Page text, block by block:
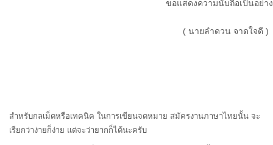
ขอแสดงความนับถือเป็นอย่าง
( นายลำดวน จาดใจดี )
สำหรับกลเม็ดหรือเทคนิค ในการเขียนจดหมาย สมัครงานภาษาไทยนั้น จะ
เรียกว่าง่ายก็ง่าย แต่จะว่ายากก็ได้นะครับ